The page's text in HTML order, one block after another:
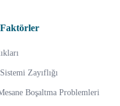
Zayıflığı
Boşaltma Problemleri